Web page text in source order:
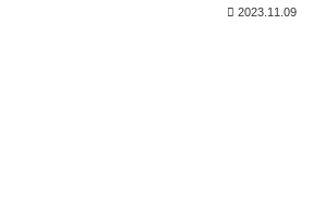
2023.11.09